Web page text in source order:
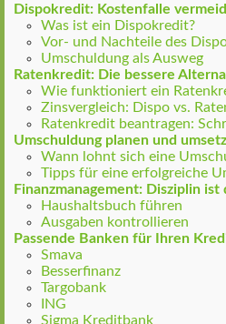
Dispokredit: Kostenfalle
Was ist ein Dispokredit?
Vor- und Nachteile des
Umschuldung als Ausweg
Ratenkredit: Die bessere
Wie funktioniert ein
Zinsvergleich: Dispo vs.
Ratenkredit beantragen:
Umschuldung planen und
Wann lohnt sich eine
Tipps für eine erfolgreiche
Finanzmanagement: Disziplin ist
Haushaltsbuch führen
Ausgaben kontrollieren
Passende Banken für Ihren
Smava
Besserfinanz
Targobank
ING
Sigma Kreditbank